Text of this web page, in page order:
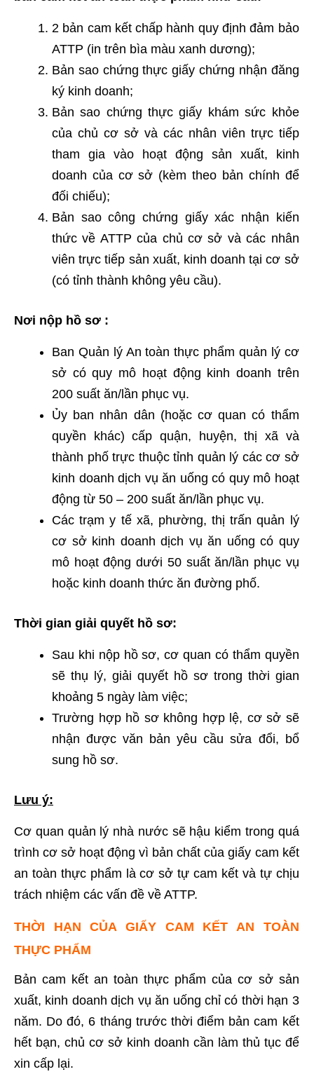
2 bản cam kết chấp hành quy định đảm bảo
ATTP (in trên bìa màu xanh dương);
Bản sao chứng thực giấy chứng nhận đăng
ký kinh doanh;
Bản sao chứng thực giấy khám sức khỏe
của chủ cơ sở và các nhân viên trực tiếp
tham gia vào hoạt động sản xuất, kinh
doanh của cơ sở (kèm theo bản chính để
đối chiếu);
Bản sao công chứng giấy xác nhận kiến
thức về ATTP của chủ cơ sở và các nhân
viên trực tiếp sản xuất, kinh doanh tại cơ sở
(có tỉnh thành không yêu cầu).
Nơi nộp hồ sơ :
Ban Quản lý An toàn thực phẩm quản lý cơ
sở có quy mô hoạt động kinh doanh trên
200 suất ăn/lần phục vụ.
Ủy ban nhân dân (hoặc cơ quan có thẩm
quyền khác) cấp quận, huyện, thị xã và
thành phố trực thuộc tỉnh quản lý các cơ sở
kinh doanh dịch vụ ăn uống có quy mô hoạt
động từ 50 – 200 suất ăn/lần phục vụ.
Các trạm y tế xã, phường, thị trấn quản lý
cơ sở kinh doanh dịch vụ ăn uống có quy
mô hoạt động dưới 50 suất ăn/lần phục vụ
hoặc kinh doanh thức ăn đường phố.
Thời gian giải quyết hồ sơ:
Sau khi nộp hồ sơ, cơ quan có thẩm quyền
sẽ thụ lý, giải quyết hồ sơ trong thời gian
khoảng 5 ngày làm việc;
Trường hợp hồ sơ không hợp lệ, cơ sở sẽ
nhận được văn bản yêu cầu sửa đổi, bổ
sung hồ sơ.
Lưu ý:
Cơ quan quản lý nhà nước sẽ hậu kiểm trong quá
trình cơ sở hoạt động vì bản chất của giấy cam kết
an toàn thực phẩm là cơ sở tự cam kết và tự chịu
trách nhiệm các vấn đề về ATTP.
THỜI HẠN CỦA GIẤY CAM KẾT AN TOÀN
THỰC PHẨM
Bản cam kết an toàn thực phẩm của cơ sở sản
xuất, kinh doanh dịch vụ ăn uống chỉ có thời hạn 3
năm. Do đó, 6 tháng trước thời điểm bản cam kết
hết bạn, chủ cơ sở kinh doanh cần làm thủ tục để
xin cấp lại.